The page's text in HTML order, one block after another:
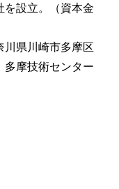
を設立。（資本金
川県川崎市多摩区
多摩技術センター